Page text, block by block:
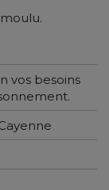
vos besoins